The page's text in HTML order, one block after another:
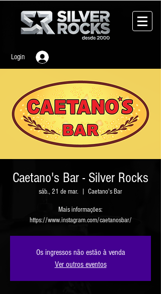
Login
Caetano's Bar - Silver Rocks
sáb., 21 de mar. Caetano's Bar
Mais informações:
Os ingressos não estão à venda
Ver outros eventos